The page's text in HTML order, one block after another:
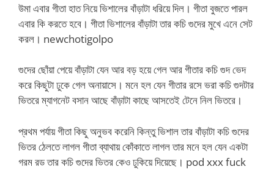
উমা এবার গীতা হাত নিয়ে ভিশালের বাঁড়াটা ধরিয়ে দিল। গীতা বুজতে পারল
এবার কি করতে হবে। গীতা ভিশালের বাঁড়াটা তার কচি গুদের মুখে এনে সেট
করল। newchotigolpo
গুদের ছোঁয়া পেয়ে বাঁড়াটা যেন আর বড় হয়ে গেল আর গীতার কচি গুদ ভেদ
করে কিছুটা ঢুকে গেল অনায়াসে। মনে হল যেন গীতার রসে ভরা কচি গুদটার
ভিতরে ম্যাগনেট বসান আছে বাঁড়াটা কাছে আসতেই টেনে নিল ভিতরে।
প্রথম পর্যায় গীতা কিছু অনুভব করেনি কিন্তু ভিশাল তার বাঁড়াটা কচি গুদের
ভিতর ঠেলতে লাগল গীতা ব্যাথায় কোঁকাতে লাগল তার মনে হল যেন একটা
গরম রড তার কচি গুদের ভিতর কেও ঢুকিয়ে দিয়েছে। pod xxx fuck